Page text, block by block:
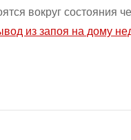
вокруг состояния
из запоя на дому